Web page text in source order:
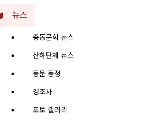
뉴스
총동문회 뉴스
산하단체 뉴스
동문 동정
경조사
포토 갤러리